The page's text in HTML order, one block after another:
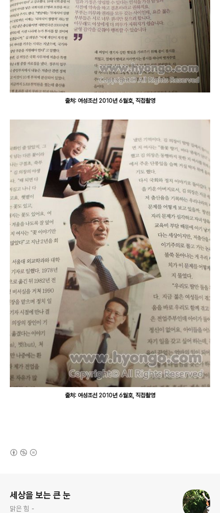
출처: 여성조선 2010년 6월호, 직접촬영
출처: 여성조선 2010년 6월호, 직접촬영
세상을 보는 큰 눈
맑은 힘 -